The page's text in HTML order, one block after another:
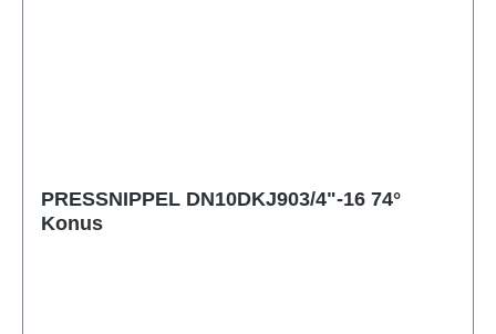
PRESSNIPPEL DN10DKJ903/4"-16 74°
Konus